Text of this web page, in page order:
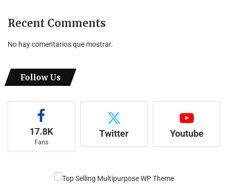
Recent Comments
No hay comentarios que mostrar.
Follow Us
17.8K
Fans
Twitter Youtube